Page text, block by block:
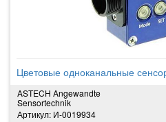
Цветовые одноканальные
ASTECH Angewandte
Sensortechnik
Артикул: И-0019934